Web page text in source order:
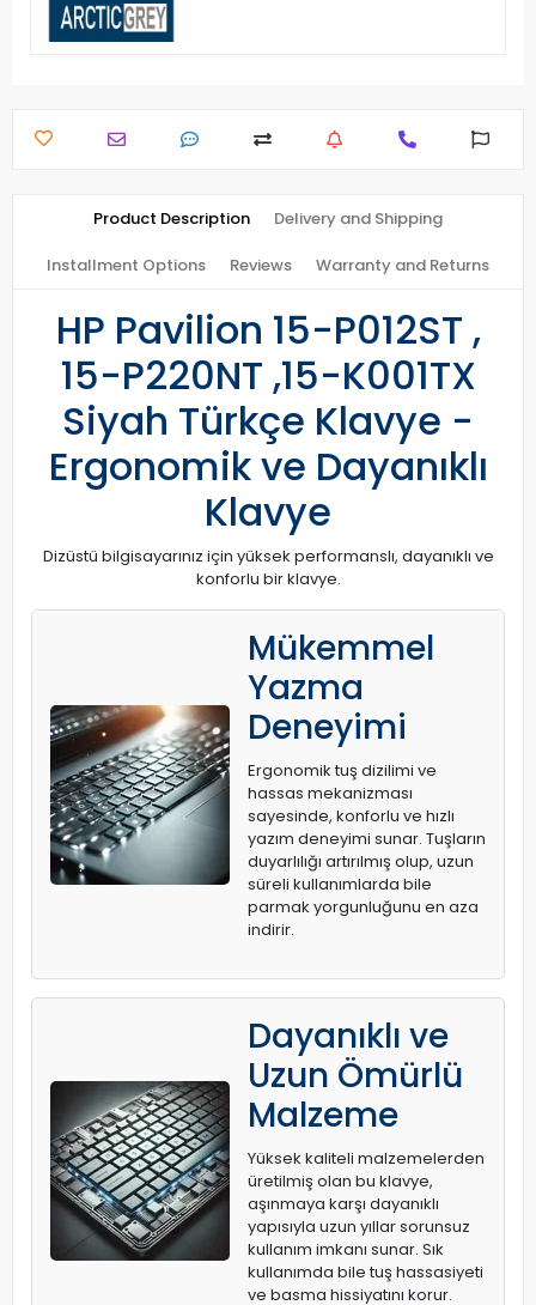
Product Description Delivery and Shipping
Installment Options Reviews Warranty and Returns
HP Pavilion 15-P012ST ,
15-P220NT ,15-K001TX
Siyah Türkçe Klavye -
Ergonomik ve Dayanıklı
Klavye
Dizüstü bilgisayarınız için yüksek performanslı, dayanıklı ve
konforlu bir klavye.
Mükemmel
Yazma
Deneyimi
Ergonomik tuş dizilimi ve
hassas mekanizması
sayesinde, konforlu ve hızlı
yazım deneyimi sunar. Tuşların
duyarlılığı artırılmış olup, uzun
süreli kullanımlarda bile
parmak yorgunluğunu en aza
indirir.
Dayanıklı ve
Uzun Ömürlü
Malzeme
Yüksek kaliteli malzemelerden
üretilmiş olan bu klavye,
aşınmaya karşı dayanıklı
yapısıyla uzun yıllar sorunsuz
kullanım imkanı sunar. Sık
kullanımda bile tuş hassasiyeti
ve basma hissiyatını korur.